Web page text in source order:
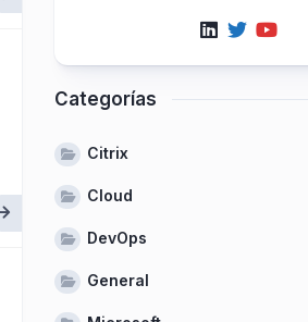
Categorías
Citrix
Cloud
DevOps
General